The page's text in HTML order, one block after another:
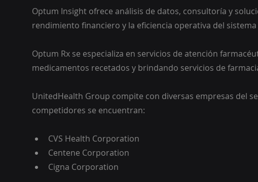
Optum Insight ofrece análisis de datos, consultoría y
rendimiento financiero y la eficiencia operativa del sistema
Optum Rx se especializa en servicios de atención
medicamentos recetados y brindando servicios de
UnitedHealth Group compite con diversas empresas del
competidores se encuentran:
CVS Health Corporation
Centene Corporation
Cigna Corporation